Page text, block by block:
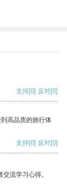
支持[0] 反对[0]
高品质的旅行体
支持[0] 反对[0]
流学习心得。